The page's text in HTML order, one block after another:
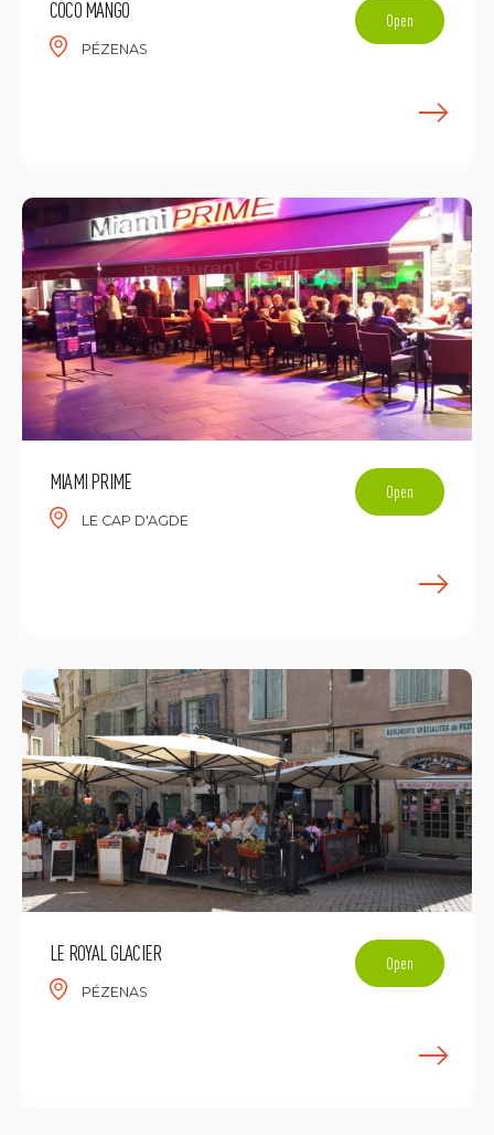
COCO MANGO
PÉZENAS
Open
MIAMI PRIME
LE CAP D'AGDE
Open
LE ROYAL GLACIER
PÉZENAS
Open